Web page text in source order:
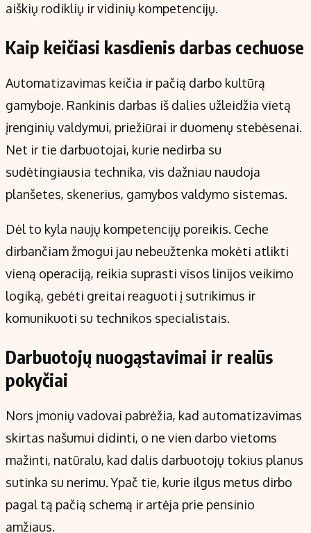
aiškių rodiklių ir vidinių kompetencijų.
Kaip keičiasi kasdienis darbas cechuose
Automatizavimas keičia ir pačią darbo kultūrą
gamyboje. Rankinis darbas iš dalies užleidžia vietą
įrenginių valdymui, priežiūrai ir duomenų stebėsenai.
Net ir tie darbuotojai, kurie nedirba su
sudėtingiausia technika, vis dažniau naudoja
planšetes, skenerius, gamybos valdymo sistemas.
Dėl to kyla naujų kompetencijų poreikis. Ceche
dirbančiam žmogui jau nebeužtenka mokėti atlikti
vieną operaciją, reikia suprasti visos linijos veikimo
logiką, gebėti greitai reaguoti į sutrikimus ir
komunikuoti su technikos specialistais.
Darbuotojų nuogąstavimai ir realūs
pokyčiai
Nors įmonių vadovai pabrėžia, kad automatizavimas
skirtas našumui didinti, o ne vien darbo vietoms
mažinti, natūralu, kad dalis darbuotojų tokius planus
sutinka su nerimu. Ypač tie, kurie ilgus metus dirbo
pagal tą pačią schemą ir artėja prie pensinio
amžiaus.